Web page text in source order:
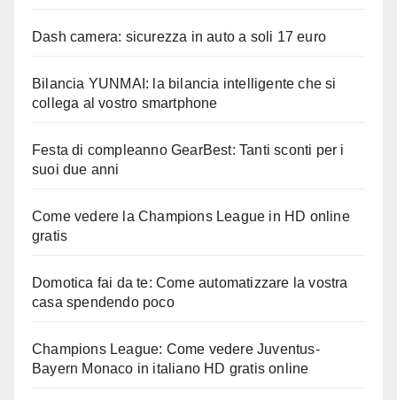
Dash camera: sicurezza in auto a soli 17 euro
Bilancia YUNMAI: la bilancia intelligente che si
collega al vostro smartphone
Festa di compleanno GearBest: Tanti sconti per i
suoi due anni
Come vedere la Champions League in HD online
gratis
Domotica fai da te: Come automatizzare la vostra
casa spendendo poco
Champions League: Come vedere Juventus-
Bayern Monaco in italiano HD gratis online